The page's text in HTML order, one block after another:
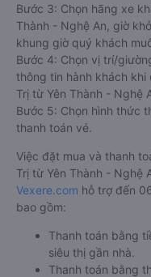
Bước 3: Chọn hãng xe
Thành - Nghệ An, giờ
khung giờ quý khách
Bước 4: Chọn vị trí/
thông tin hành khách
Trị từ Yên Thành - Nghệ
Bước 5: Chọn hình thức
thanh toán vé.
Việc đặt mua và thanh
Trị từ Yên Thành - Nghệ
Vexere.com hỗ trợ đến
bao gồm:
Thanh toán bằng
siêu thị gần nhà.
Thanh toán bằng